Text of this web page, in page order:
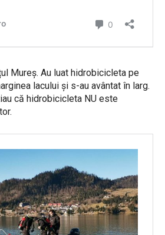
Mureș. Au luat hidrobicicleta pe
lacului și s-au avântat în larg.
că hidrobicicleta NU este